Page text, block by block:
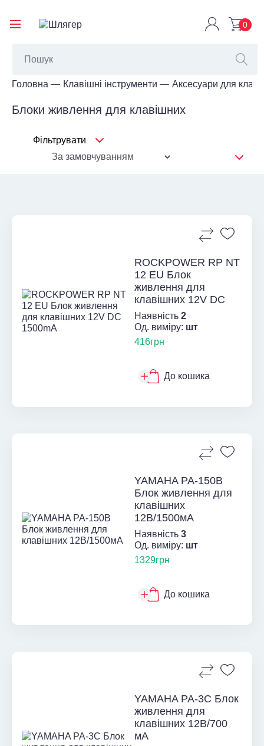
0
Головна Клавішні інструменти Аксесуари для
Блоки живлення для клавішних
Фільтрувати
ROCKPOWER RP NT
12 EU Блок
живлення для
клавішних 12V DC
1500mA
Наявність 2
Од. виміру: шт
416грн
До кошика
YAMAHA PA-150B
Блок живлення для
клавішних
12В/1500мА
Наявність 3
Од. виміру: шт
1329грн
До кошика
YAMAHA PA-3C Блок
живлення для
клавішних 12В/700
мА